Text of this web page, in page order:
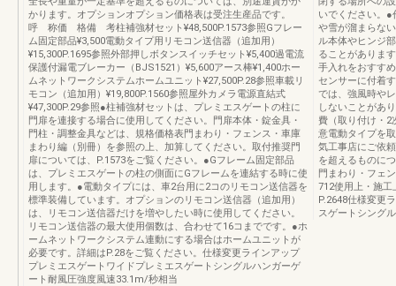
かります。オプションオプション価格表は受注生産品です。
呼 称価 格備 考柱補強材セット¥48,500P.1573参照Gフレー
ム固定部品¥3,500電動タイプ用リモコン送信器（追加用）
¥15,300P.1695参照外部押しボタンスイッチセット¥5,400過電流
保護付漏電ブレーカー（BJS1521）¥5,600アース棒¥1,400ホー
ムネットワークシステムホームユニット¥27,500P.28参照車載リ
モコン（追加用）¥19,800P.1560参照屋外カメラ電源直結式
¥47,300P.29参照●柱補強材セットは、プレミエスゲートの柱に
門扉を連接する場合に使用してください。門扉本体・錠金具・
門柱・調整金具などは、規格価格表門まわり・フェンス・車庫
まわり編（別冊）を参照の上、加算してください。取付推奨門
扉については、P.1573をご覧ください。●Gフレーム固定部品
は、プレミエスゲートの柱の側面にGフレームを連結する時に使
用します。●電動タイプには、車2台用に2コのリモコン送信器を
標準装備しています。オプションのリモコン送信器（追加用）
は、リモコン送信器だけを増やしたい時に使用してください。
リモコン送信器の最大使用個数は、合わせて16コまでです。●ホ
ームネットワークシステム連動にする場合はホームユニットが
必要です。詳細はP.28をご覧ください。仕様変更ラインアップ
プレミエスゲートワイドプレミエスゲートシングルハンガーゲ
ート耐風圧強度風速33.1m/秒相当
いでください。●
や雪が溜まらな
ル本体やヒンジ
ることがありま
手入れをおすす
センサーに付着
では、強風時や
しないことがあ
費（取り付け・
意電動タイプを
気工事店にご依
を超えるものに
門まわり・フェ
712使用上・施工
P.2648仕様変更
スゲートシング